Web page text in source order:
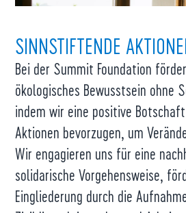
SINNSTIFTENDE
Bei der Summit Foundation
ökologisches Bewusstsein ohne
indem wir eine positive
Aktionen bevorzugen, um
Wir engagieren uns für eine
solidarische Vorgehensweise,
Eingliederung durch die